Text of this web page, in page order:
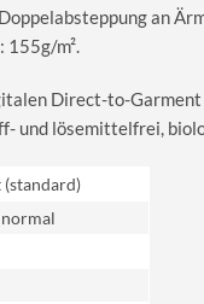
an
155g/m².
Direct-to-
und lösemittelfrei,